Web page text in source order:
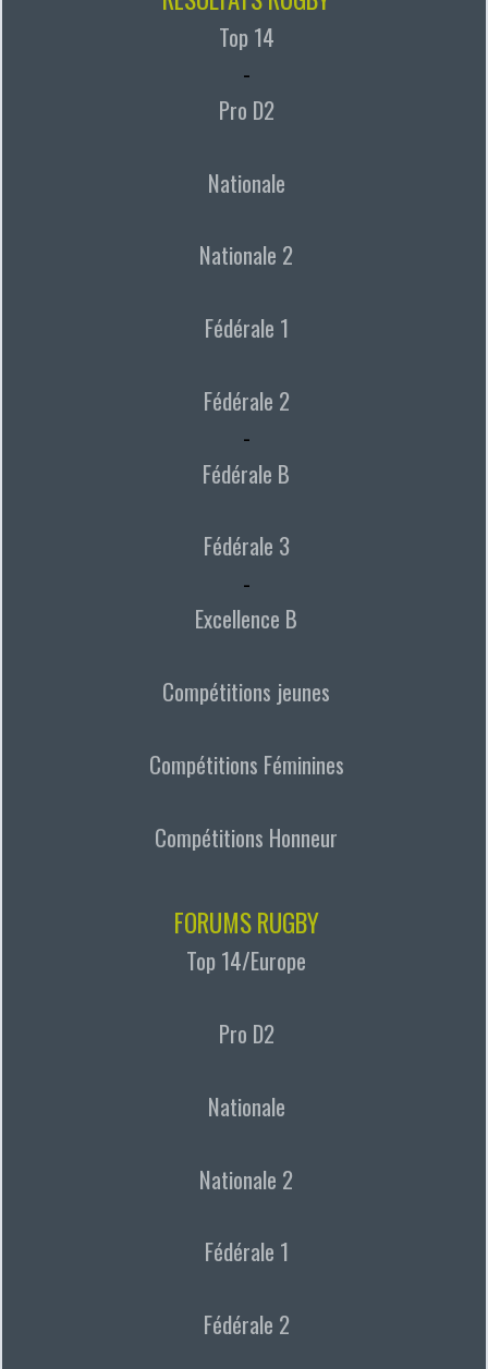
Top 14
-
Pro D2
Nationale
Nationale 2
Fédérale 1
Fédérale 2
-
Fédérale B
Fédérale 3
-
Excellence B
Compétitions jeunes
Compétitions Féminines
Compétitions Honneur
FORUMS RUGBY
Top 14/Europe
Pro D2
Nationale
Nationale 2
Fédérale 1
Fédérale 2